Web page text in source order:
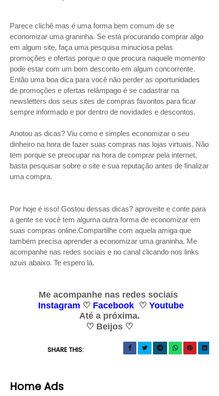
Parece clichê mas é uma forma bem comum de se
economizar uma graninha. Se está procurando comprar algo
em algum site, faça uma pesquisa minuciosa pelas
promoções e ofertas porque o que procura naquele momento
pode estar com um bom desconto em algum concorrente.
Então uma boa dica para você não perder as oportunidades
de promoções e ofertas relâmpago é se cadastrar na
newsletters dos seus sites de compras favoritos para ficar
sempre informado e por dentro de novidades e descontos.
Anotou as dicas? Viu como e simples economizar o seu
dinheiro na hora de fazer suas compras nas lojas virtuais. Não
tem porque se preocupar na hora de comprar pela internet,
basta pesquisar sobre o site e sua reputação antes de finalizar
uma compra.
Por hoje é isso! Gostou dessas dicas? aproveite e conte para
a gente se você tem alguma outra forma de economizar em
suas compras online.Compartilhe com aquela amiga que
também precisa aprender a economizar uma graninha. Me
acompanhe nas redes sociais e no canal clicando nos links
azuis abaixo. Te espero lá.
Me acompanhe nas redes sociais
Instagram ♡ Facebook ♡ Youtube
Até a próxima.
♡ Beijos ♡
SHARE THIS:
Home Ads